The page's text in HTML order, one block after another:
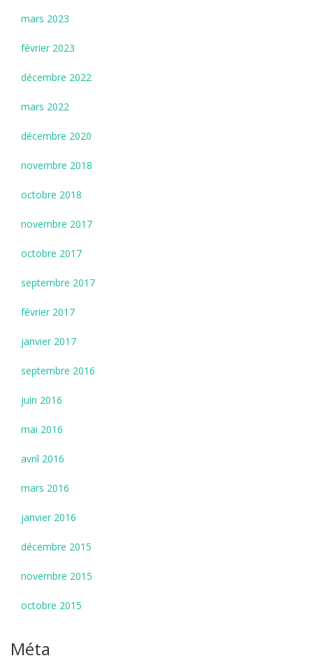
mars 2023
février 2023
décembre 2022
mars 2022
décembre 2020
novembre 2018
octobre 2018
novembre 2017
octobre 2017
septembre 2017
février 2017
janvier 2017
septembre 2016
juin 2016
mai 2016
avril 2016
mars 2016
janvier 2016
décembre 2015
novembre 2015
octobre 2015
Méta